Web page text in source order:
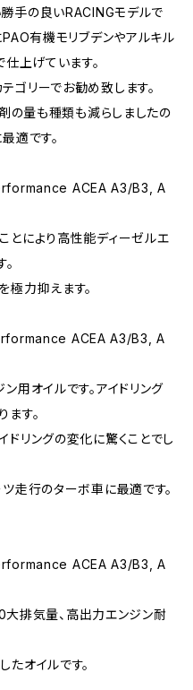
手の良いRACINGモデルで
有機モリブデンやアルキル
仕上げています。
ゴリーでお勧め致します。
の量も種類も減らしましたの
適です。
ACEA A3/B3, A
とにより高性能ディーゼルエ
力抑えます。
ACEA A3/B3, A
用オイルです。アイドリング
す。
リングの変化に驚くことでし
走行のターボ車に最適です。
ACEA A3/B3, A
排気量、高出力エンジン耐
オイルです。